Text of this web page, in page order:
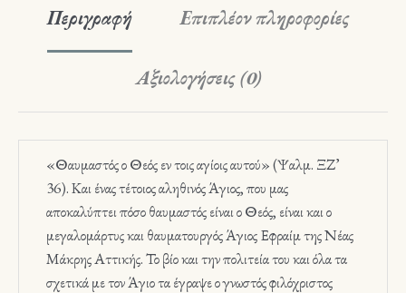
Περιγραφή Επιπλέον πληροφορίες
Αξιολογήσεις (0)
«Θαυμαστός ο Θεός εν τοις αγίοις αυτού» (Ψαλμ. ΞΖ’
36). Και ένας τέτοιος αληθινός Άγιος, που μας
αποκαλύπτει πόσο θαυμαστός είναι ο Θεός, είναι και ο
μεγαλομάρτυς και θαυματουργός Άγιος Εφραίμ της Νέας
Μάκρης Αττικής. Το βίο και την πολιτεία του και όλα τα
σχετικά με τον Άγιο τα έγραψε ο γνωστός φιλόχριστος